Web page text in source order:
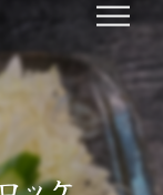
ッケ